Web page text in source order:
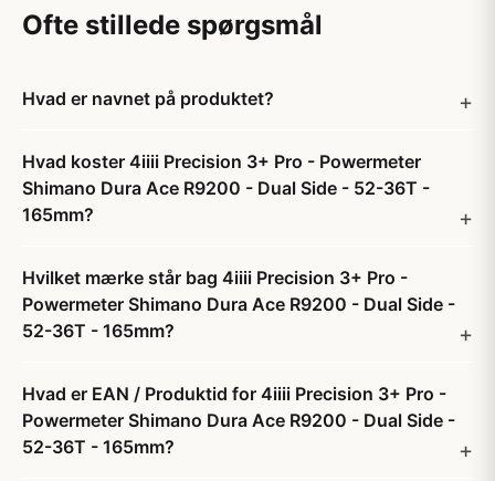
Ofte stillede spørgsmål
Hvad er navnet på produktet?
Hvad koster 4iiii Precision 3+ Pro - Powermeter
Shimano Dura Ace R9200 - Dual Side - 52-36T -
165mm?
Hvilket mærke står bag 4iiii Precision 3+ Pro -
Powermeter Shimano Dura Ace R9200 - Dual Side -
52-36T - 165mm?
Hvad er EAN / Produktid for 4iiii Precision 3+ Pro -
Powermeter Shimano Dura Ace R9200 - Dual Side -
52-36T - 165mm?